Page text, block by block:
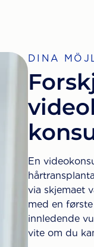
DINA
En
via skjemaet
med en
innledende
vite om du